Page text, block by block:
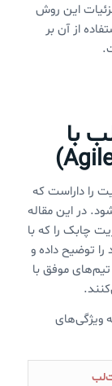
این روش
از آن بر
با
را داراست که
در این مقاله
چابک را که با
توضیح داده و
موفق با
ویژگی‌های